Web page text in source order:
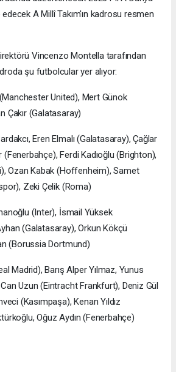
A Millî Takım'ın kadrosu resmen
Vincenzo Montella tarafından
şu futbolcular yer alıyor:
United), Mert Günok
Çakır (Galatasaray)
Eren Elmalı (Galatasaray), Çağlar
Ferdi Kadıoğlu (Brighton),
Ozan Kabak (Hoffenheim), Samet
Zeki Çelik (Roma)
(Inter), İsmail Yüksek
(Galatasaray), Orkun Kökçü
(Borussia Dortmund)
Madrid), Barış Alper Yılmaz, Yunus
Uzun (Eintracht Frankfurt), Deniz Gül
(Kasımpaşa), Kenan Yıldız
Oğuz Aydın (Fenerbahçe)